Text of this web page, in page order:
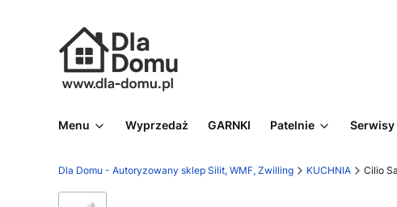
Menu Wyprzedaż GARNKI Patelnie Serwisy
Dla Domu - Autoryzowany sklep Silit, WMF, Zwilling KUCHNIA Cilio